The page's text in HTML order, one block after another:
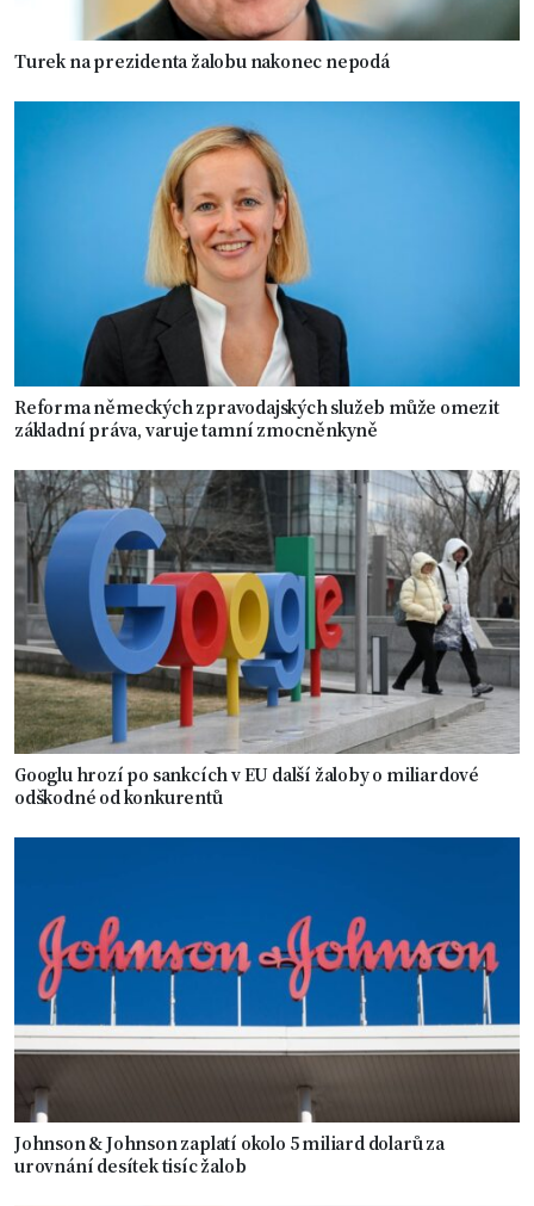
Turek na prezidenta žalobu nakonec nepodá
Reforma německých zpravodajských služeb může omezit
základní práva, varuje tamní zmocněnkyně
Googlu hrozí po sankcích v EU další žaloby o miliardové
odškodné od konkurentů
Johnson & Johnson zaplatí okolo 5 miliard dolarů za
urovnání desítek tisíc žalob